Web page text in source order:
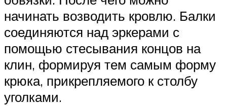
начинать возводить кровлю. Балки
соединяются над эркерами с
помощью стесывания концов на
клин, формируя тем самым форму
крюка, прикрепляемого к столбу
уголками.